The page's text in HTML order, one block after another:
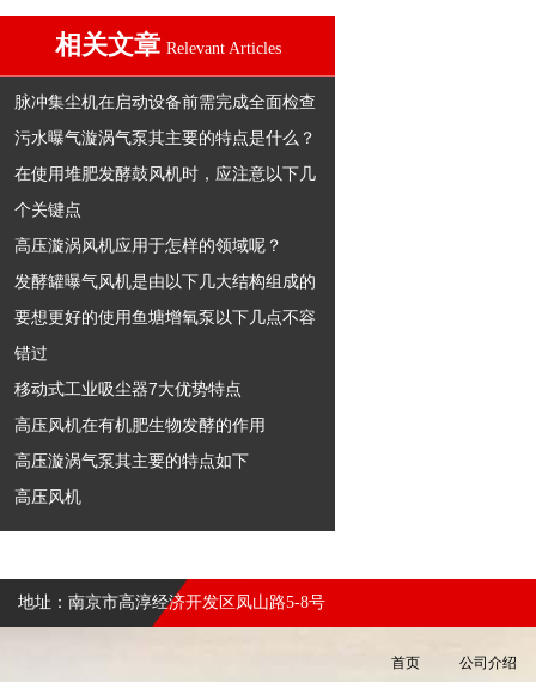
相关文章 Relevant Articles
脉冲集尘机在启动设备前需完成全面检查
污水曝气漩涡气泵其主要的特点是什么？
在使用堆肥发酵鼓风机时，应注意以下几
个关键点
高压漩涡风机应用于怎样的领域呢？
发酵罐曝气风机是由以下几大结构组成的
要想更好的使用鱼塘增氧泵以下几点不容
错过
移动式工业吸尘器7大优势特点
高压风机在有机肥生物发酵的作用
高压漩涡气泵其主要的特点如下
高压风机
地址：南京市高淳经济开发区凤山路5-8号
首页 公司介绍